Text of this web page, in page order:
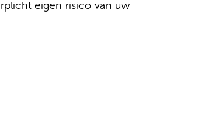
eigen risico van uw